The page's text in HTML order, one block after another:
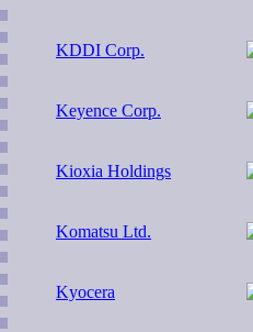
KDDI Corp.
Keyence Corp.
Kioxia Holdings
Komatsu Ltd.
Kyocera